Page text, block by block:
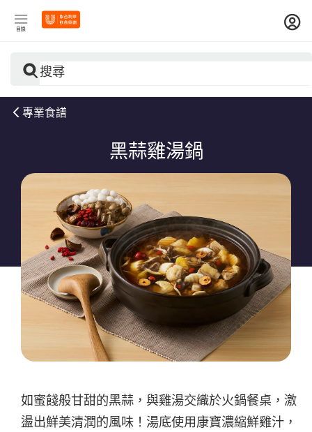
目錄
搜尋
專業食譜
黑蒜雞湯鍋
如蜜餞般甘甜的黑蒜，與雞湯交織於火鍋餐桌，激
盪出鮮美清潤的風味！湯底使用康寶濃縮鮮雞汁，